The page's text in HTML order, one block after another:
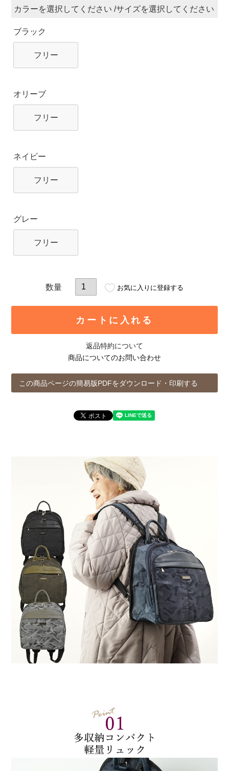
カラー サイズ
ブラック
フリー
オリーブ
フリー
ネイビー
フリー
グレー
フリー
お気に入りに登録する
カートに入れる
返品特約について
商品についてのお問い合わせ
この商品ページの簡易版PDFをダウンロード・印刷する